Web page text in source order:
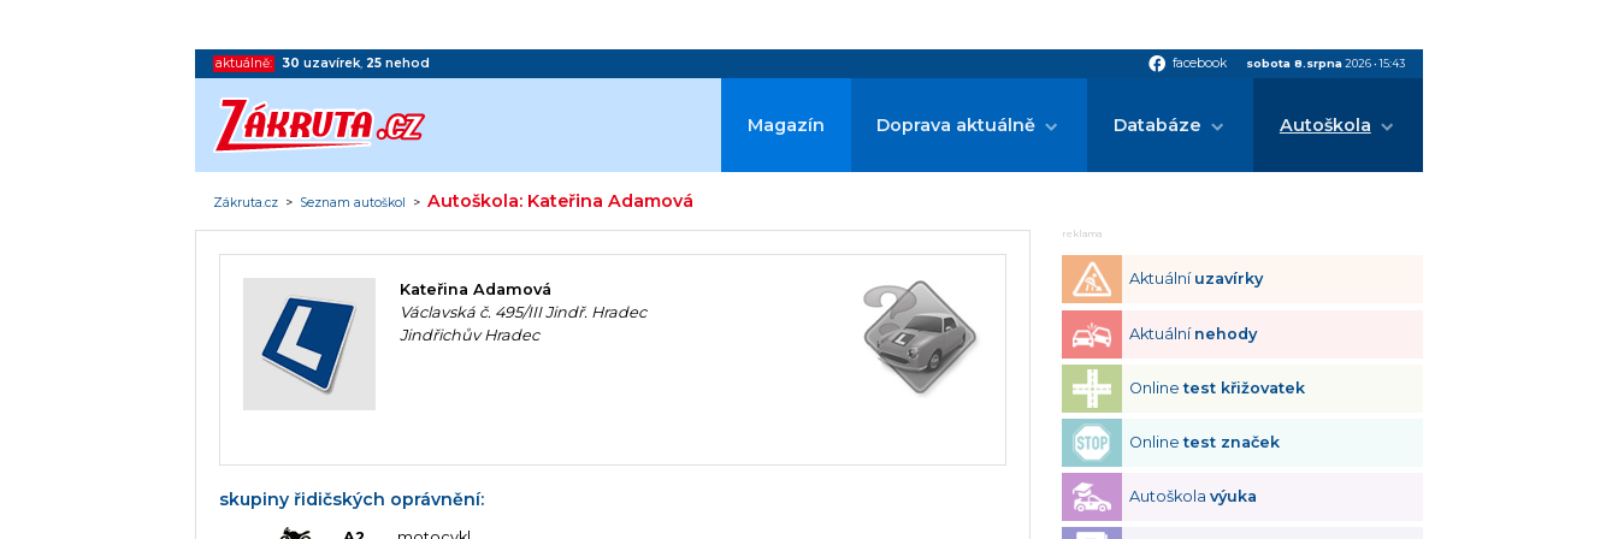
aktuálně: 30 uzavírek,25 nehod facebook facebook sobota 8.srpna 2026•15:43
Magazín Doprava aktuálně Databáze Autoškola
Zákruta.cz > Seznam autoškol >Autoškola: Kateřina Adamová
Kateřina Adamová
Václavská č. 495/III Jindř. Hradec
Jindřichův Hradec
skupiny řidičských oprávnění:
reklama
Aktuální uzavírky
Aktuální nehody
Onlinetest křižovatek
Onlinetest značek
Autoškolavýuka